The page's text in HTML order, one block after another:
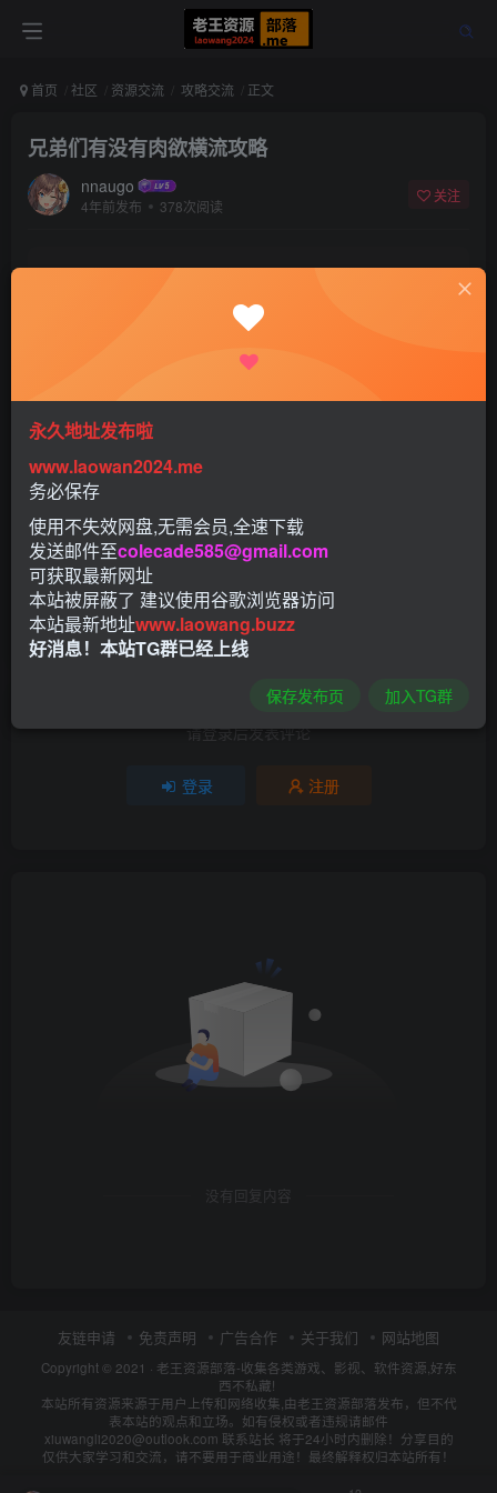
首页 社区 资源交流 攻略交流 正文
兄弟们有没有肉欲横流攻略
nnaugo
4年前发布 378次阅读
关注
登录后继续查看
3人已评分
+5 +5 +2
请登录后发表评论
登录 注册
没有回复内容
友链申请 免责声明 广告合作 关于我们 网站地图
Copyright © 2021 · 老王资源部落-收集各类游戏、影视、软件资源,好东
西不私藏!
本站所有资源来源于用户上传和网络收集,由老王资源部落发布，但不代
表本站的观点和立场。如有侵权或者违规请邮件
xiuwangli2020@outlook.com 联系站长 将于24小时内删除！分享目的
仅供大家学习和交流，请不要用于商业用途！最终解释权归本站所有！
永久地址发布啦
www.laowan2024.me
务必保存
使用不失效网盘,无需会员,全速下载
发送邮件至colecade585@gmail.com
可获取最新网址
本站被屏蔽了 建议使用谷歌浏览器访问
本站最新地址www.laowang.buzz
好消息！本站TG群已经上线
保存发布页 加入TG群